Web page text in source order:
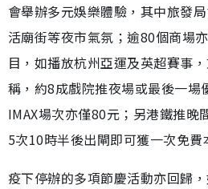
會舉辦多元娛樂體驗，其中旅發
活廟街等夜市氣氛；逾80個商場
目，如播放杭州亞運及英超賽事
稱，約8成戲院推夜場或最後一場
IMAX場次亦僅80元；另港鐵推晚
5次10時半後出閘即可獲一次免費
疫下停辦的多項節慶活動亦回歸